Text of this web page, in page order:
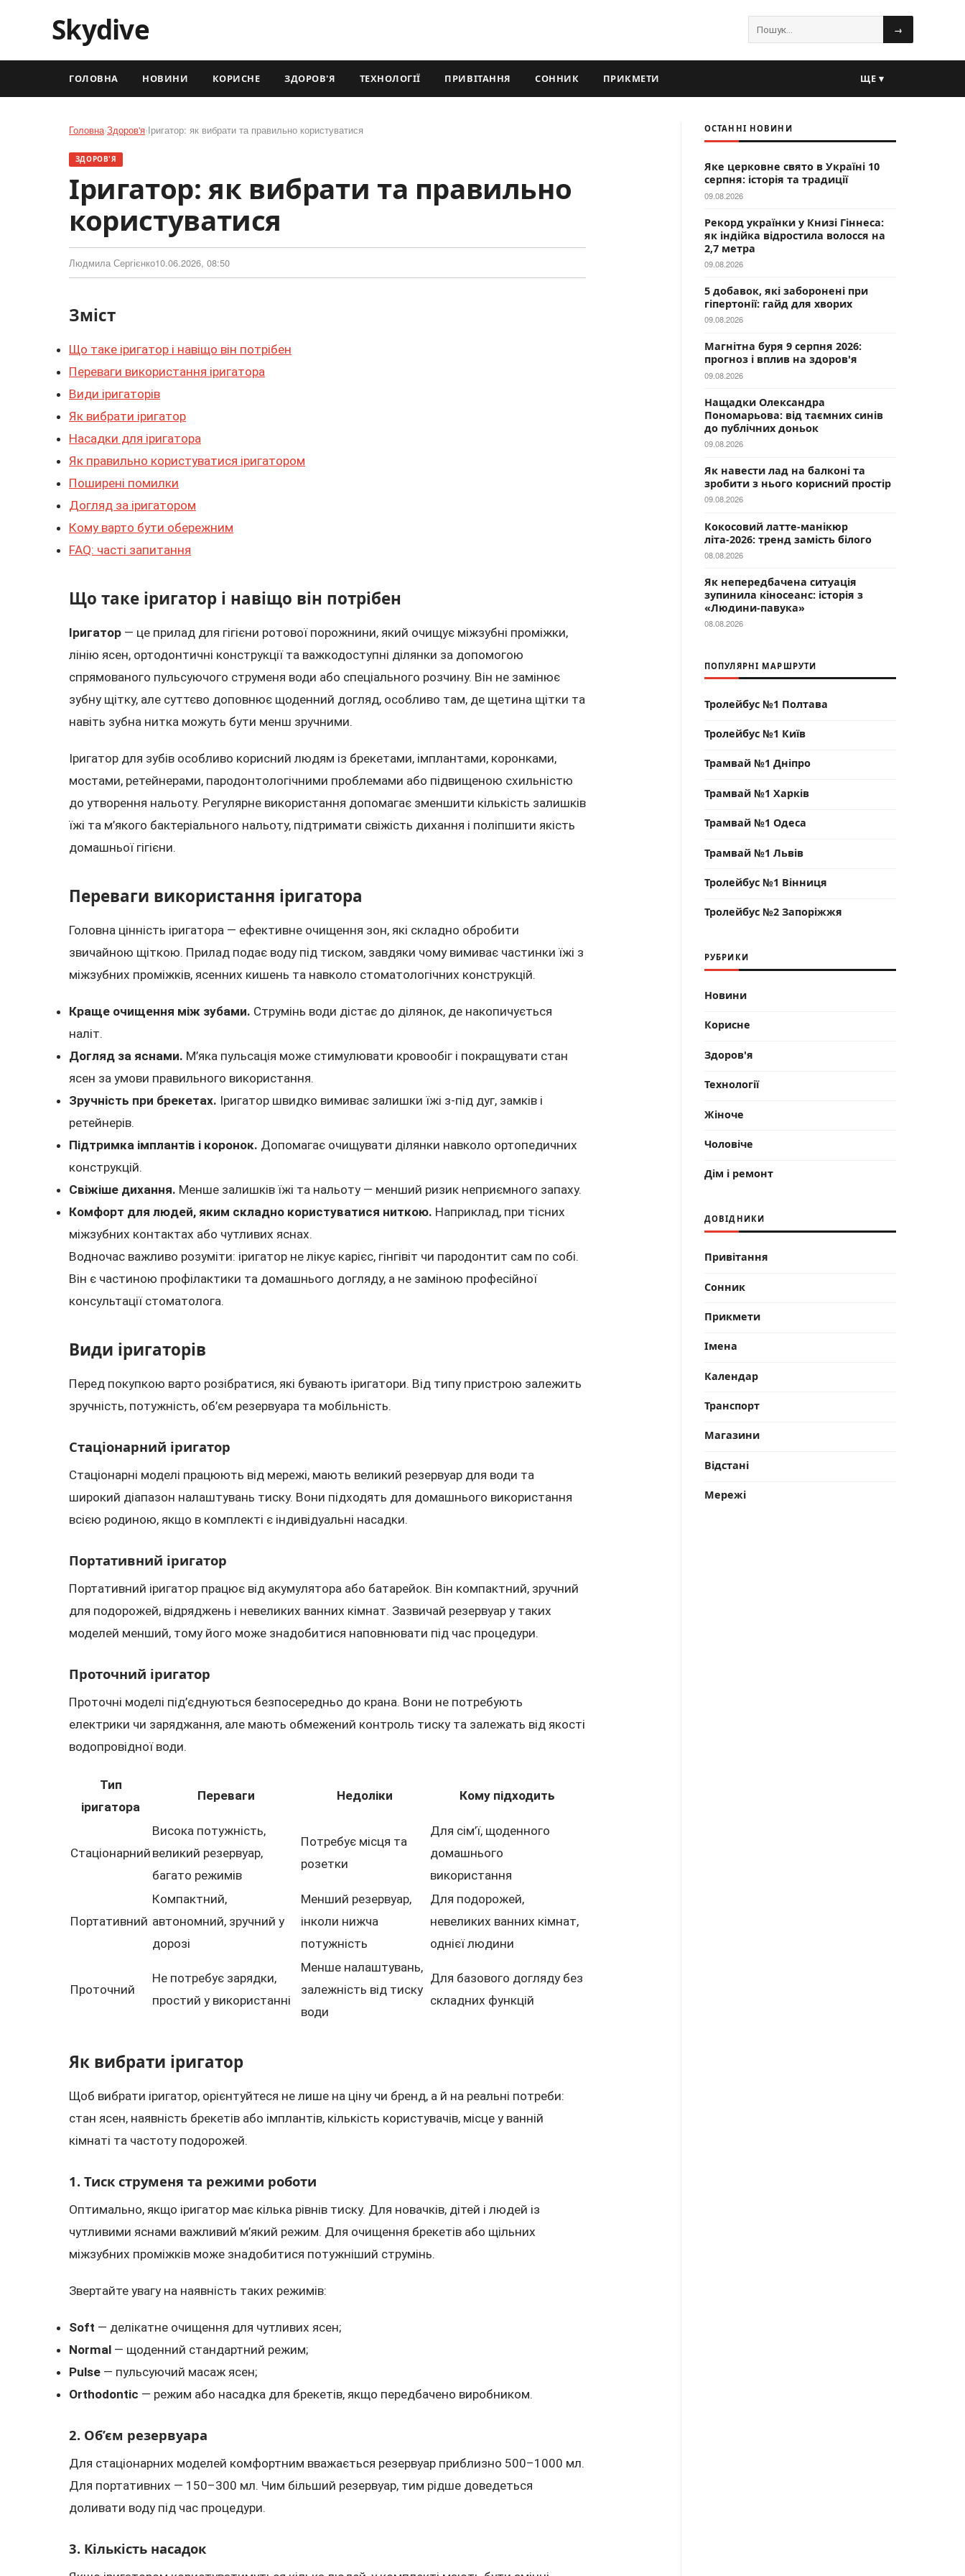
Skydive →
ГОЛОВНА НОВИНИ КОРИСНЕ ЗДОРОВ'Я ТЕХНОЛОГІЇ ПРИВІТАННЯ СОННИК ПРИКМЕТИ ЩЕ ▾
Головна›Здоров'я›Іригатор: як вибрати та правильно користуватися
ЗДОРОВ'Я
Іригатор: як вибрати та правильно
користуватися
Людмила Сергієнко10.06.2026, 08:50
Зміст
Що таке іригатор і навіщо він потрібен
Переваги використання іригатора
Види іригаторів
Як вибрати іригатор
Насадки для іригатора
Як правильно користуватися іригатором
Поширені помилки
Догляд за іригатором
Кому варто бути обережним
FAQ: часті запитання
Що таке іригатор і навіщо він потрібен
Іригатор — це прилад для гігієни ротової порожнини, який очищує міжзубні проміжки,
лінію ясен, ортодонтичні конструкції та важкодоступні ділянки за допомогою
спрямованого пульсуючого струменя води або спеціального розчину. Він не замінює
зубну щітку, але суттєво доповнює щоденний догляд, особливо там, де щетина щітки та
навіть зубна нитка можуть бути менш зручними.
Іригатор для зубів особливо корисний людям із брекетами, імплантами, коронками,
мостами, ретейнерами, пародонтологічними проблемами або підвищеною схильністю
до утворення нальоту. Регулярне використання допомагає зменшити кількість залишків
їжі та м’якого бактеріального нальоту, підтримати свіжість дихання і поліпшити якість
домашньої гігієни.
Переваги використання іригатора
Головна цінність іригатора — ефективне очищення зон, які складно обробити
звичайною щіткою. Прилад подає воду під тиском, завдяки чому вимиває частинки їжі з
міжзубних проміжків, ясенних кишень та навколо стоматологічних конструкцій.
Краще очищення між зубами. Струмінь води дістає до ділянок, де накопичується
наліт.
Догляд за яснами. М’яка пульсація може стимулювати кровообіг і покращувати стан
ясен за умови правильного використання.
Зручність при брекетах. Іригатор швидко вимиває залишки їжі з-під дуг, замків і
ретейнерів.
Підтримка імплантів і коронок. Допомагає очищувати ділянки навколо ортопедичних
конструкцій.
Свіжіше дихання. Менше залишків їжі та нальоту — менший ризик неприємного запаху.
Комфорт для людей, яким складно користуватися ниткою. Наприклад, при тісних
міжзубних контактах або чутливих яснах.
Водночас важливо розуміти: іригатор не лікує карієс, гінгівіт чи пародонтит сам по собі.
Він є частиною профілактики та домашнього догляду, а не заміною професійної
консультації стоматолога.
Види іригаторів
Перед покупкою варто розібратися, які бувають іригатори. Від типу пристрою залежить
зручність, потужність, об’єм резервуара та мобільність.
Стаціонарний іригатор
Стаціонарні моделі працюють від мережі, мають великий резервуар для води та
широкий діапазон налаштувань тиску. Вони підходять для домашнього використання
всією родиною, якщо в комплекті є індивідуальні насадки.
Портативний іригатор
Портативний іригатор працює від акумулятора або батарейок. Він компактний, зручний
для подорожей, відряджень і невеликих ванних кімнат. Зазвичай резервуар у таких
моделей менший, тому його може знадобитися наповнювати під час процедури.
Проточний іригатор
Проточні моделі під’єднуються безпосередньо до крана. Вони не потребують
електрики чи заряджання, але мають обмежений контроль тиску та залежать від якості
водопровідної води.
Тип
іригатора
Переваги Недоліки Кому підходить
Стаціонарний
Висока потужність,
великий резервуар,
багато режимів
Потребує місця та
розетки
Для сім’ї, щоденного
домашнього
використання
Портативний
Компактний,
автономний, зручний у
дорозі
Менший резервуар,
інколи нижча
потужність
Для подорожей,
невеликих ванних кімнат,
однієї людини
Проточний
Не потребує зарядки,
простий у використанні
Менше налаштувань,
залежність від тиску
води
Для базового догляду без
складних функцій
Як вибрати іригатор
Щоб вибрати іригатор, орієнтуйтеся не лише на ціну чи бренд, а й на реальні потреби:
стан ясен, наявність брекетів або імплантів, кількість користувачів, місце у ванній
кімнаті та частоту подорожей.
1. Тиск струменя та режими роботи
Оптимально, якщо іригатор має кілька рівнів тиску. Для новачків, дітей і людей із
чутливими яснами важливий м’який режим. Для очищення брекетів або щільних
міжзубних проміжків може знадобитися потужніший струмінь.
Звертайте увагу на наявність таких режимів:
Soft — делікатне очищення для чутливих ясен;
Normal — щоденний стандартний режим;
Pulse — пульсуючий масаж ясен;
Orthodontic — режим або насадка для брекетів, якщо передбачено виробником.
2. Об’єм резервуара
Для стаціонарних моделей комфортним вважається резервуар приблизно 500–1000 мл.
Для портативних — 150–300 мл. Чим більший резервуар, тим рідше доведеться
доливати воду під час процедури.
3. Кількість насадок
ОСТАННІ НОВИНИ
Яке церковне свято в Україні 10
серпня: історія та традиції
09.08.2026
Рекорд українки у Книзі Гіннеса:
як індійка відростила волосся на
2,7 метра
09.08.2026
5 добавок, які заборонені при
гіпертонії: гайд для хворих
09.08.2026
Магнітна буря 9 серпня 2026:
прогноз і вплив на здоров'я
09.08.2026
Нащадки Олександра
Пономарьова: від таємних синів
до публічних доньок
09.08.2026
Як навести лад на балконі та
зробити з нього корисний простір
09.08.2026
Кокосовий латте-манікюр
літа-2026: тренд замість білого
08.08.2026
Як непередбачена ситуація
зупинила кіносеанс: історія з
«Людини-павука»
08.08.2026
ПОПУЛЯРНІ МАРШРУТИ
Тролейбус №1 Полтава
Тролейбус №1 Київ
Трамвай №1 Дніпро
Трамвай №1 Харків
Трамвай №1 Одеса
Трамвай №1 Львів
Тролейбус №1 Вінниця
Тролейбус №2 Запоріжжя
РУБРИКИ
Новини
Корисне
Здоров'я
Технології
Жіноче
Чоловіче
Дім і ремонт
ДОВІДНИКИ
Привітання
Сонник
Прикмети
Імена
Календар
Транспорт
Магазини
Відстані
Мережі